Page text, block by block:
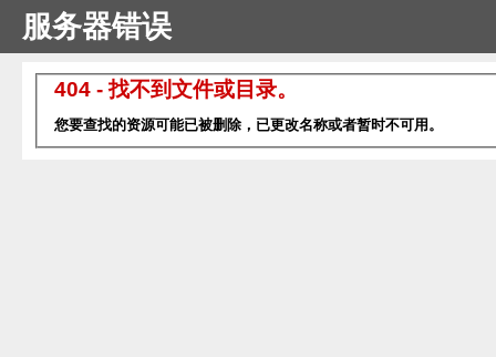
服务器错误
404 - 找不到文件或目录。
您要查找的资源可能已被删除，已更改名称或者暂时不可用。